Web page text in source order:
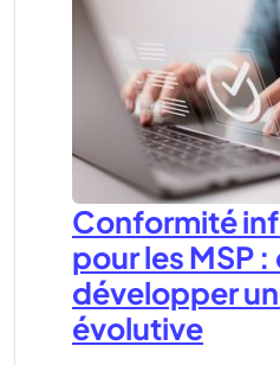
Conformité
pour les MSP
développer
évolutive